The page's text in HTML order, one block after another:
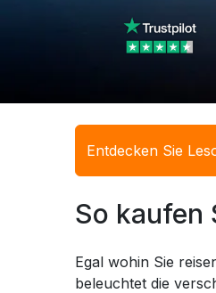
Entdecken Sie
So kaufen
Egal wohin Sie
beleuchtet die